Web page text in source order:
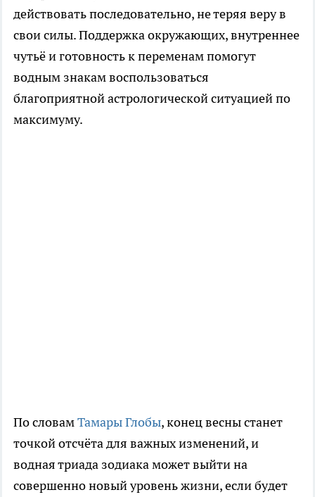
действовать последовательно, не теряя веру в
свои силы. Поддержка окружающих, внутреннее
чутьё и готовность к переменам помогут
водным знакам воспользоваться
благоприятной астрологической ситуацией по
максимуму.
По словамТамары Глобы, конец весны станет
точкой отсчёта для важных изменений, и
водная триада зодиака может выйти на
совершенно новый уровень жизни, если будет